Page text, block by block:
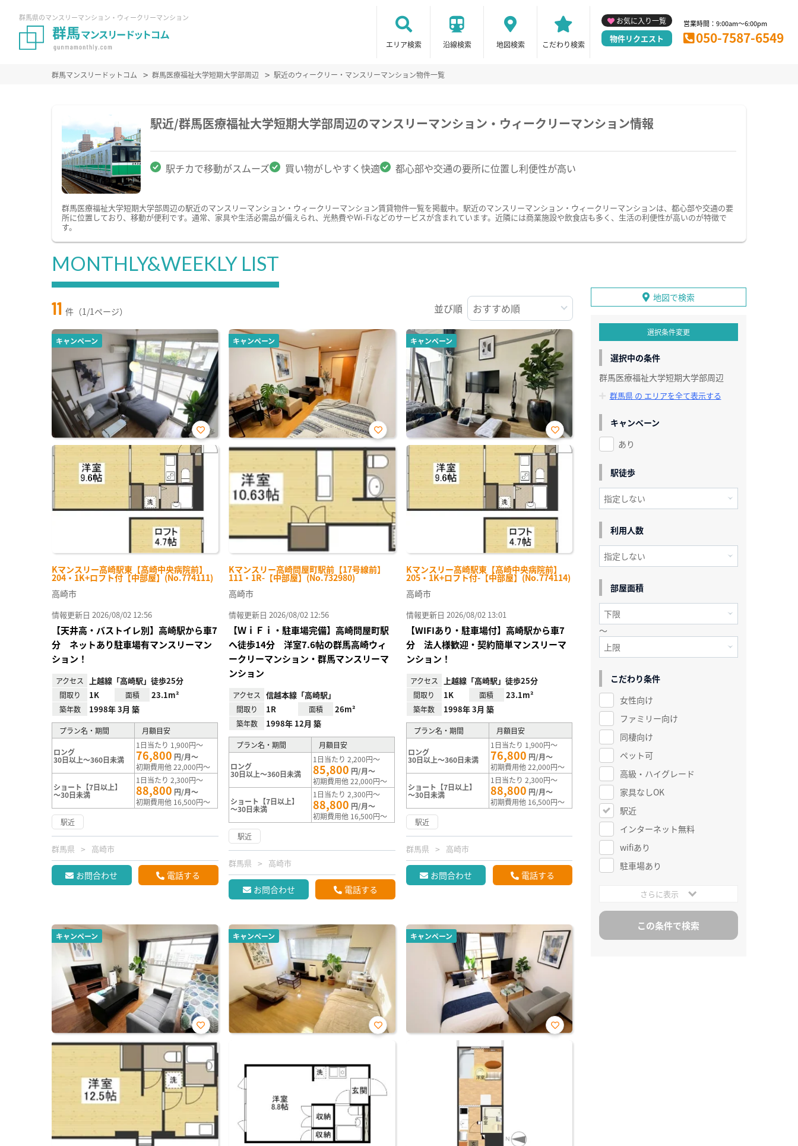
群馬県のマンスリーマンション・ウィークリーマンション
エリア検索 沿線検索 地図検索 こだわり検索
お気に入り一覧
物件リクエスト
営業時間：9:00am～6:00pm
050-7587-6549
群馬マンスリードットコム 群馬医療福祉大学短期大学部周辺 駅近のウィークリー・マンスリーマンション物件一覧
駅近/群馬医療福祉大学短期大学部周辺のマンスリーマンション・ウィークリーマンション情報
駅チカで移動がスムーズ 買い物がしやすく快適 都心部や交通の要所に位置し利便性が高い
群馬医療福祉大学短期大学部周辺の駅近のマンスリーマンション・ウィークリーマンション賃貸物件一覧を掲載中。駅近のマンスリーマンション・ウィークリーマンションは、都心部や交通の要
所に位置しており、移動が便利です。通常、家具や生活必需品が備えられ、光熱費やWi-Fiなどのサービスが含まれています。近隣には商業施設や飲食店も多く、生活の利便性が高いのが特徴で
す。
MONTHLY&WEEKLY LIST
11 件（1/1ページ） 並び順
キャンペーン
Kマンスリー高崎駅東【高崎中央病院前】
204・1K+ロフト付【中部屋】(No.774111)
お気
に入
録
高崎市
情報更新日 2026/08/02 12:56
【天井高・バストイレ別】高崎駅から車7
分 ネットあり駐車場有マンスリーマン
ション！
アクセス 上越線「高崎駅」徒歩25分
間取り 1K 面積 23.1m²
築年数 1998年 3月 築
プラン名・期間 月額目安
ロング
30日以上～360日未満
1日当たり 1,900円～
76,800 円/月～
初期費用他 22,000円～
ショート【7日以上】
～30日未満
1日当たり 2,300円～
88,800 円/月～
初期費用他 16,500円～
駅近
群馬県 高崎市
お問合わせ 電話する
キャンペーン
Kマンスリー高崎問屋町駅前【17号線前】
111・1R-【中部屋】(No.732980)
お気
に入
り登
録
高崎市
情報更新日 2026/08/02 12:56
【ＷｉＦｉ・駐車場完備】高崎問屋町駅
へ徒歩14分 洋室7.6帖の群馬高崎ウィ
ークリーマンション・群馬マンスリーマ
ンション
アクセス 信越本線「高崎駅」
間取り 1R 面積 26m²
築年数 1998年 12月 築
プラン名・期間 月額目安
ロング
30日以上～360日未満
1日当たり 2,200円～
85,800 円/月～
初期費用他 22,000円～
ショート【7日以上】
～30日未満
1日当たり 2,300円～
88,800 円/月～
初期費用他 16,500円～
駅近
群馬県 高崎市
お問合わせ 電話する
キャンペーン
Kマンスリー高崎駅東【高崎中央病院前】
205・1K+ロフト付-【中部屋】(No.774114)
お気
に入
録
高崎市
情報更新日 2026/08/02 13:01
【WIFIあり・駐車場付】高崎駅から車7
分 法人様歓迎・契約簡単マンスリーマ
ンション！
アクセス 上越線「高崎駅」徒歩25分
間取り 1K 面積 23.1m²
築年数 1998年 3月 築
プラン名・期間 月額目安
ロング
30日以上～360日未満
1日当たり 1,900円～
76,800 円/月～
初期費用他 22,000円～
ショート【7日以上】
～30日未満
1日当たり 2,300円～
88,800 円/月～
初期費用他 16,500円～
駅近
群馬県 高崎市
お問合わせ 電話する
キャンペーン
お気
に入
録
キャンペーン
お気
録
キャンペーン
お気
地図で検索
選択条件変更
選択中の条件
群馬医療福祉大学短期大学部周辺
群馬県 の エリアを全て表示する
キャンペーン
あり
駅徒歩
利用人数
部屋面積
～
こだわり条件
女性向け
ファミリー向け
同棲向け
ペット可
高級・ハイグレード
家具なしOK
駅近
インターネット無料
wifiあり
駐車場あり
さらに表示